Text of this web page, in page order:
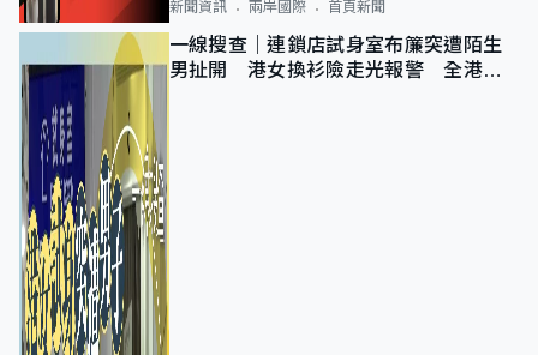
新聞資訊 兩岸國際 首頁新聞
一線搜查｜連鎖店試身室布簾突遭陌生
男扯開 港女換衫險走光報警 全港分